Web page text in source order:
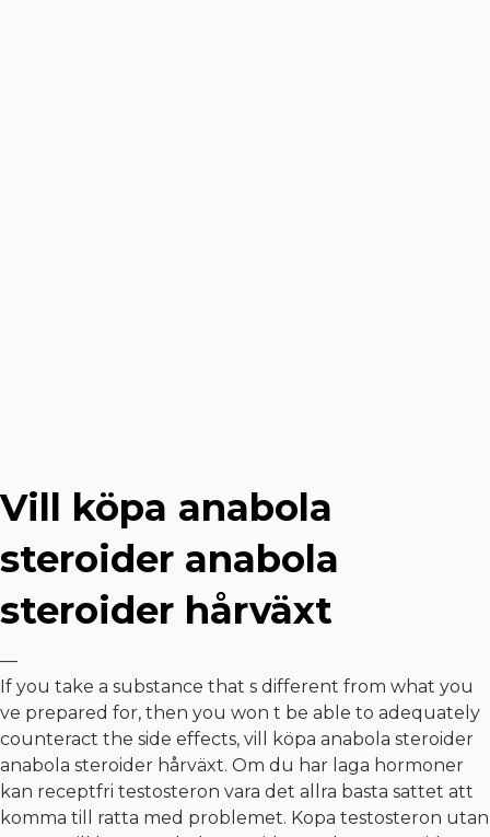
Vill köpa anabola
steroider anabola
steroider hårväxt
—
If you take a substance that s different from what you
ve prepared for, then you won t be able to adequately
counteract the side effects, vill köpa anabola steroider
anabola steroider hårväxt. Om du har laga hormoner
kan receptfri testosteron vara det allra basta sattet att
komma till ratta med problemet. Kopa testosteron utan